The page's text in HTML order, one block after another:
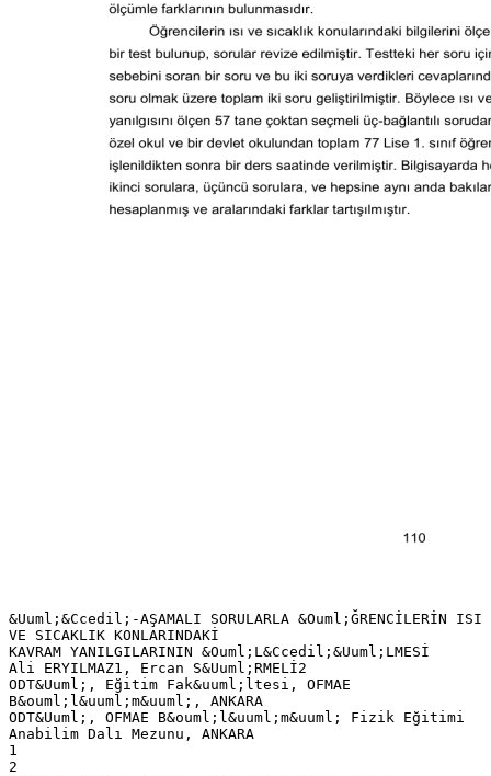
&Uuml;&Ccedil;-AŞAMALI SORULARLA &Ouml;ĞRENCİLERİN ISI
VE SICAKLIK KONLARINDAKİ
KAVRAM YANILGILARININ &Ouml;L&Ccedil;&Uuml;LMESİ
Ali ERYILMAZ1, Ercan S&Uuml;RMELİ2
ODT&Uuml;, Eğitim Fak&uuml;ltesi, OFMAE
B&ouml;l&uuml;m&uuml;, ANKARA
ODT&Uuml;, OFMAE B&ouml;l&uuml;m&uuml; Fizik Eğitimi
Anabilim Dalı Mezunu, ANKARA
1
2